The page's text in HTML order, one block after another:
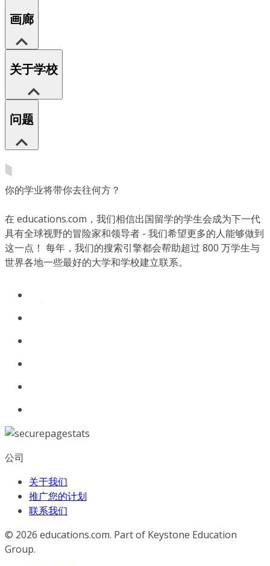
画廊
关于学校
问题
你的学业将带你去往何方？
在 educations.com，我们相信出国留学的学生会成为下一代
具有全球视野的冒险家和领导者 - 我们希望更多的人能够做到
这一点！ 每年，我们的搜索引擎都会帮助超过 800 万学生与
世界各地一些最好的大学和学校建立联系。
公司
关于我们
推广您的计划
联系我们
© 2026 educations.com. Part of Keystone Education
Group.